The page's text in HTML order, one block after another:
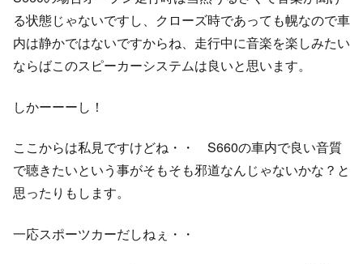
る状態じゃないですし、クローズ時であっても幌なので車
内は静かではないですからね、走行中に音楽を楽しみたい
ならばこのスピーカーシステムは良いと思います。
しかーーーし！
ここからは私見ですけどね・・ S660の車内で良い音質
で聴きたいという事がそもそも邪道なんじゃないかな？と
思ったりもします。
一応スポーツカーだしねぇ・・